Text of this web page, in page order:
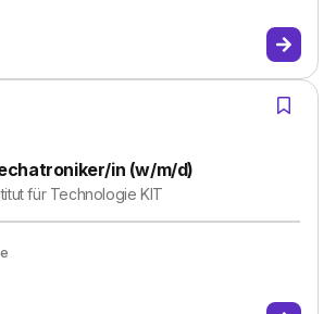
in (w/m/d)
für Technologie KIT